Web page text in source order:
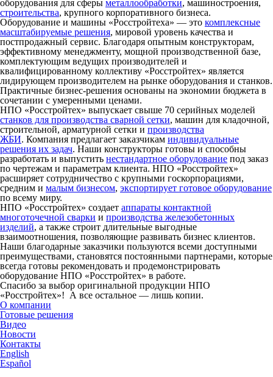
оборудования для сферы металлообработки, машиностроения,
строительства, крупного корпоративного бизнеса.
Оборудование и машины «Росстройтеха» — это комплексные
масштабируемые решения, мировой уровень качества и
постпродажный сервис. Благодаря опытным конструкторам,
эффективному менеджменту, мощной производственной базе,
комплектующим ведущих производителей и
квалифицированному коллективу «Росстройтех» является
лидирующем производителем на рынке оборудования и станков.
Практичные бизнес-решения основаны на экономии бюджета в
сочетании с умеренными ценами.
НПО «Росстройтех» выпускает свыше 70 серийных моделей
станков для производства сварной сетки, машин для кладочной,
строительной, арматурной сетки и производства
ЖБИ. Компания предлагает заказчикам индивидуальные
решения их задач. Наши конструкторы готовы и способны
разработать и выпустить нестандартное оборудование под заказ
по чертежам и параметрам клиента. НПО «Росстройтех»
расширяет сотрудничество с крупными госкорпорациями,
средним и малым бизнесом, экспортирует готовое оборудование
по всему миру.
НПО «Росстройтех» создает аппараты контактной
многоточечной сварки и производства железобетонных
изделий, а также строит длительные выгодные
взаимоотношения, позволяющие развивать бизнес клиентов.
Наши благодарные заказчики пользуются всеми доступными
преимуществами, становятся постоянными партнерами, которые
всегда готовы рекомендовать и продемонстрировать
оборудование НПО «Росстройтех» в работе.
Спасибо за выбор оригинальной продукции НПО
«Росстройтех»! А все остальное — лишь копии.
О компании
Готовые решения
Видео
Новости
Контакты
English
Español